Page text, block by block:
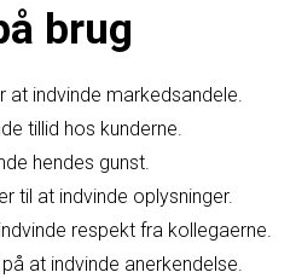
brug
at indvinde markedsandele.
tillid hos kunderne.
hendes gunst.
til at indvinde oplysninger.
respekt fra kollegaerne.
at indvinde anerkendelse.